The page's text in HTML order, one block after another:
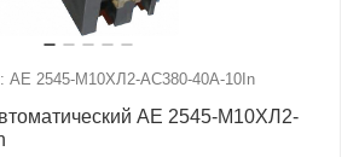
АЕ 2545-М10ХЛ2-AC380-40А-10In
АЕ 2545-М10ХЛ2-